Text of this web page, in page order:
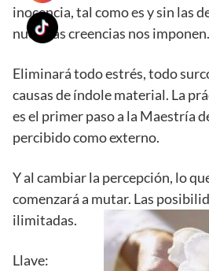
inocencia, tal como es y sin las
nuestras creencias nos imponen.
Eliminará todo estrés, todo
causas de índole material. La
es el primer paso a la Maestría
percibido como externo.
Y al cambiar la percepción, lo
comenzará a mutar. Las
ilimitadas.
Llave: